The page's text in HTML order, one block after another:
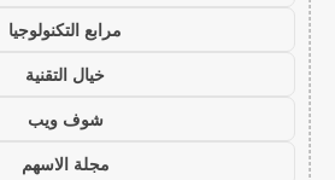
مرابع التكنولوجيا
خيال التقنية
شوف ويب
مجلة الاسهم